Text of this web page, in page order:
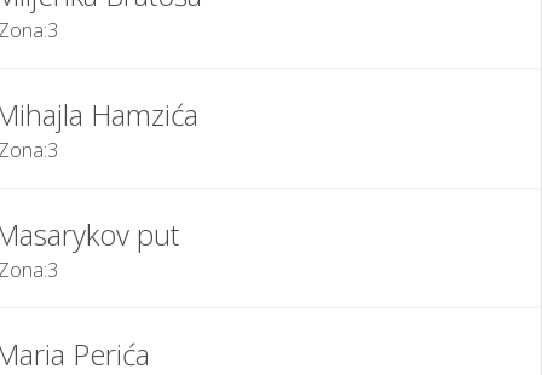
Zona:3
Hamzića
Zona:3
put
Zona:3
Perića